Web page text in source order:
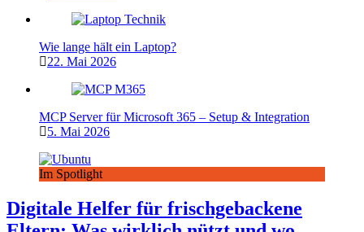
Wie lange hält ein Laptop?
22. Mai 2026
MCP Server für Microsoft 365 – Setup & Integration
5. Mai 2026
Im Spotlight
Digitale Helfer für frischgebackene